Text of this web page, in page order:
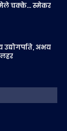
चक्के... स्मेकर
उद्योगपति, अभय